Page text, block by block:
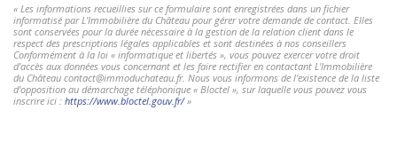
« Les informations recueillies sur ce formulaire sont enregistrées dans un fichier
informatisé par L'Immobilière du Château pour gérer votre demande de contact. Elles
sont conservées pour la durée nécessaire à la gestion de la relation client dans le
respect des prescriptions légales applicables et sont destinées à nos conseillers
Conformément à la loi « informatique et libertés », vous pouvez exercer votre droit
d'accès aux données vous concernant et les faire rectifier en contactant L'Immobilière
du Château contact@immoduchateau.fr. Nous vous informons de l'existence de la liste
d'opposition au démarchage téléphonique « Bloctel », sur laquelle vous pouvez vous
inscrire ici : https://www.bloctel.gouv.fr/»